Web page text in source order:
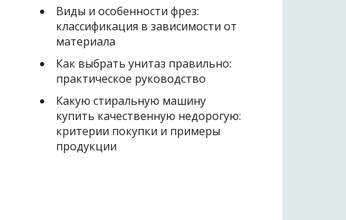
Виды и особенности фрез:
классификация в зависимости от
материала
Как выбрать унитаз правильно:
практическое руководство
Какую стиральную машину
купить качественную недорогую:
критерии покупки и примеры
продукции